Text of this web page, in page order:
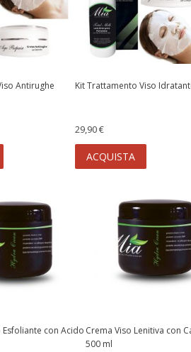
Antirughe Kit Trattamento Viso
29,90 €
ACQUISTA
Esfoliante con Acido Crema Viso Lenitiva con
500 ml